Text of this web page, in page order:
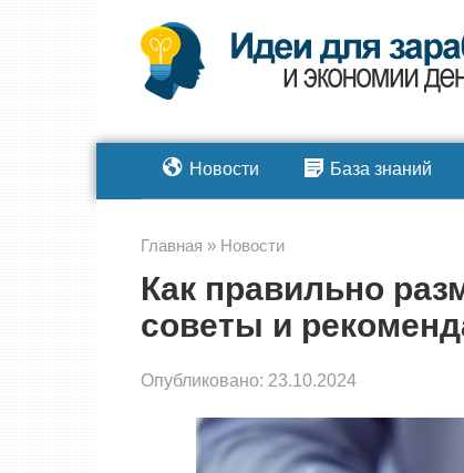
Новости База знаний
Главная » Новости
Как правильно
советы и
Опубликовано: 23.10.2024